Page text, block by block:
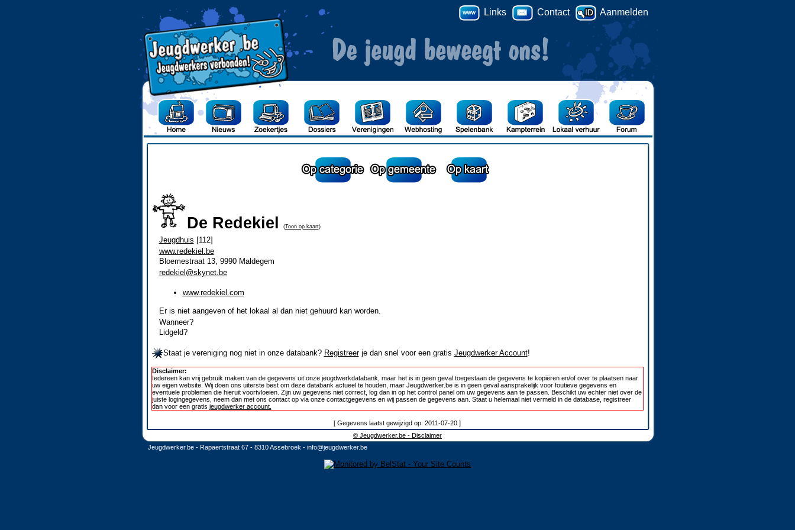
Links Contact Aanmelden
De Redekiel (Toon op kaart)
Jeugdhuis [112]
www.redekiel.be
Bloemestraat 13, 9990 Maldegem
redekiel@skynet.be
www.redekiel.com
Er is niet aangeven of het lokaal al dan niet gehuurd kan worden.
Wanneer?
Lidgeld?
Staat je vereniging nog niet in onze databank? Registreerje dan snel voor een gratis Jeugdwerker Account!
Disclaimer:
Iedereen kan vrij gebruik maken van de gegevens uit onze jeugdwerkdatabank, maar het is in geen geval toegestaan de gegevens te kopiëren en/of over te plaatsen naar
uw eigen website. Wij doen ons uiterste best om deze databank actueel te houden, maar Jeugdwerker.be is in geen geval aansprakelijk voor foutieve gegevens en
eventuele problemen die hieruit voortvloeien. Zijn uw gegevens niet correct, log dan in op het control panel om uw gegevens aan te passen. Beschikt uw echter niet over de
juiste logingegevens, neem dan met ons contact op via onze contactgegevens en wij passen de gegevens aan. Staat u helemaal niet vermeld in de database, registreer
dan voor een gratis jeugdwerker account.
[ Gegevens laatst gewijzigd op: 2011-07-20 ]
© Jeugdwerker.be - Disclaimer
Jeugdwerker.be - Rapaertstraat 67 - 8310 Assebroek - info@jeugdwerker.be